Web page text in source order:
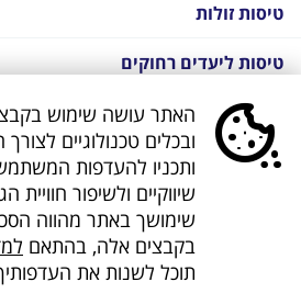
טיסות זולות
טיסות ליעדים רחוקים
חבילות נופש בחו"ל
חבילות נופש בחו"ל
חבילות טוס וסע
דילים לחו"ל
ובכלים טכנולוגיים
ותכניו להעדפות
שיווקיים ולשיפור
שימושך באתר מהווה
בקבצים אלה, בהתאם
תוכל לשנות את